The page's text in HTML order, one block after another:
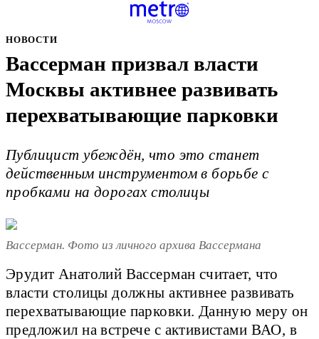
НОВОСТИ
Вассерман призвал власти
Москвы активнее развивать
перехватывающие парковки
Публицист убеждён, что это станет
действенным инструментом в борьбе с
пробками на дорогах столицы
Вассерман. Фото из личного архива Вассермана
Эрудит Анатолий Вассерман считает, что
власти столицы должны активнее развивать
перехватывающие парковки. Данную меру он
предложил на встрече с активистами ВАО, в